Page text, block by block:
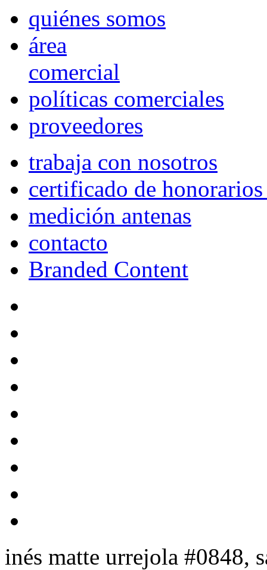
quiénes somos
área
comercial
políticas comerciales
proveedores
trabaja con nosotros
certificado de
medición antenas
contacto
Branded Content
inés matte urrejola #0848,